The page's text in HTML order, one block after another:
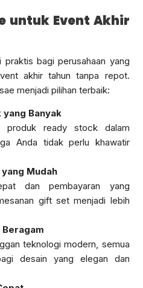
untuk Event Akhir
praktis bagi perusahaan yang
akhir tahun tanpa repot.
menjadi pilihan terbaik:
Banyak
produk ready stock dalam
Anda tidak perlu khawatir
Mudah
dan pembayaran yang
gift set menjadi lebih
Beragam
teknologi modern, semua
desain yang elegan dan